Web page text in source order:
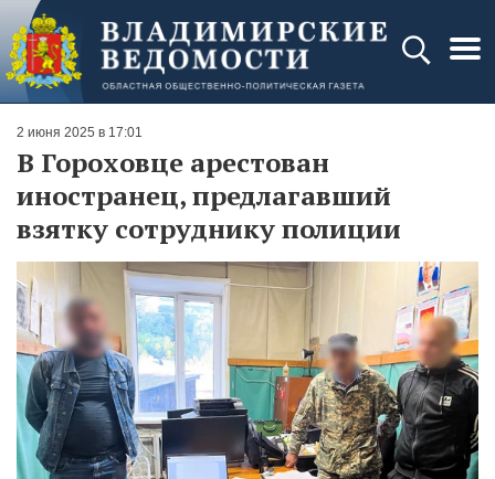
2 июня 2025 в 17:01
В Гороховце арестован
иностранец, предлагавший
взятку сотруднику полиции